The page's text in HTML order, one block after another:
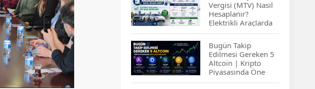
Vergisi (MTV) Nasıl
Hesaplanır?
Elektrikli Araçlarda
MTV Nasıl
Hesaplanır? MTV
Borcu Nasıl
Sorgulanır?
Bugün Takip
Edilmesi Gereken 5
Altcoin | Kripto
Piyasasında Öne
Çıkan Projeler